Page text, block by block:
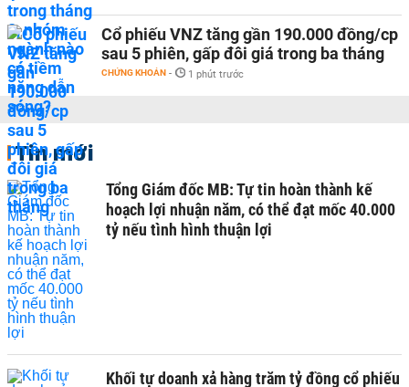
Cổ phiếu VNZ tăng gần 190.000 đồng/cp
sau 5 phiên, gấp đôi giá trong ba tháng
CHỨNG KHOÁN - 1 phút trước
Tin mới
Tổng Giám đốc MB: Tự tin hoàn thành kế
hoạch lợi nhuận năm, có thể đạt mốc 40.000
tỷ nếu tình hình thuận lợi
Khối tự doanh xả hàng trăm tỷ đồng cổ phiếu